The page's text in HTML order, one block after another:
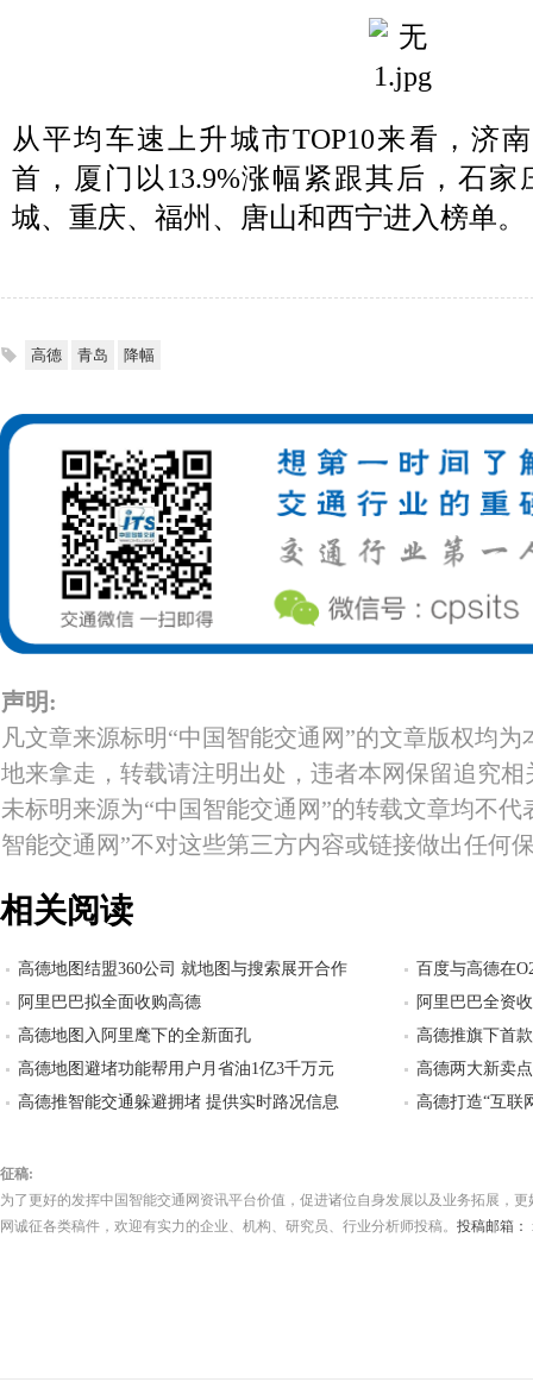
从平均车速上升城市TOP10来看，济
首，厦门以13.9%涨幅紧跟其后，石
城、重庆、福州、唐山和西宁进入榜单。
高德 青岛 降幅
声明:
凡文章来源标明“中国智能交通网”的文章版权均
地来拿走，转载请注明出处，违者本网保留追究
未标明来源为“中国智能交通网”的转载文章均不
智能交通网”不对这些第三方内容或链接做出任何
相关阅读
高德地图结盟360公司 就地图与搜索展开合作
百度与高德在
阿里巴巴拟全面收购高德
阿里巴巴全资
高德地图入阿里麾下的全新面孔
高德推旗下首
高德地图避堵功能帮用户月省油1亿3千万元
高德两大新卖
高德推智能交通躲避拥堵 提供实时路况信息
高德打造“互联
征稿:
为了更好的发挥中国智能交通网资讯平台价值，促进诸位自身发展以及业务拓展，
网诚征各类稿件，欢迎有实力的企业、机构、研究员、行业分析师投稿。 投稿邮箱：